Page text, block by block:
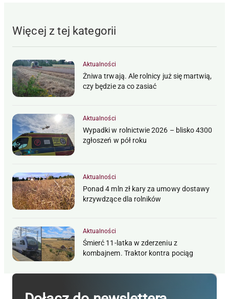
Więcej z tej kategorii
Aktualności
Żniwa trwają. Ale rolnicy już się martwią,
czy będzie za co zasiać
Aktualności
Wypadki w rolnictwie 2026 – blisko 4300
zgłoszeń w pół roku
Aktualności
Ponad 4 mln zł kary za umowy dostawy
krzywdzące dla rolników
Aktualności
Śmierć 11-latka w zderzeniu z
kombajnem. Traktor kontra pociąg